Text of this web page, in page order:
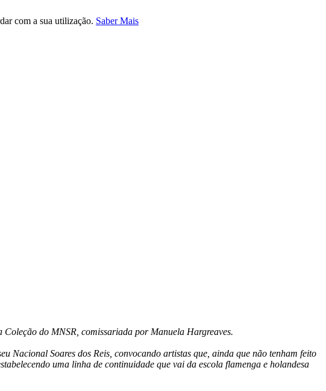
com a sua utilização. Saber Mais
do MNSR, comissariada por Manuela Hargreaves.
Nacional Soares dos Reis, convocando artistas que, ainda que não tenham feito
uma linha de continuidade que vai da escola flamenga e holandesa